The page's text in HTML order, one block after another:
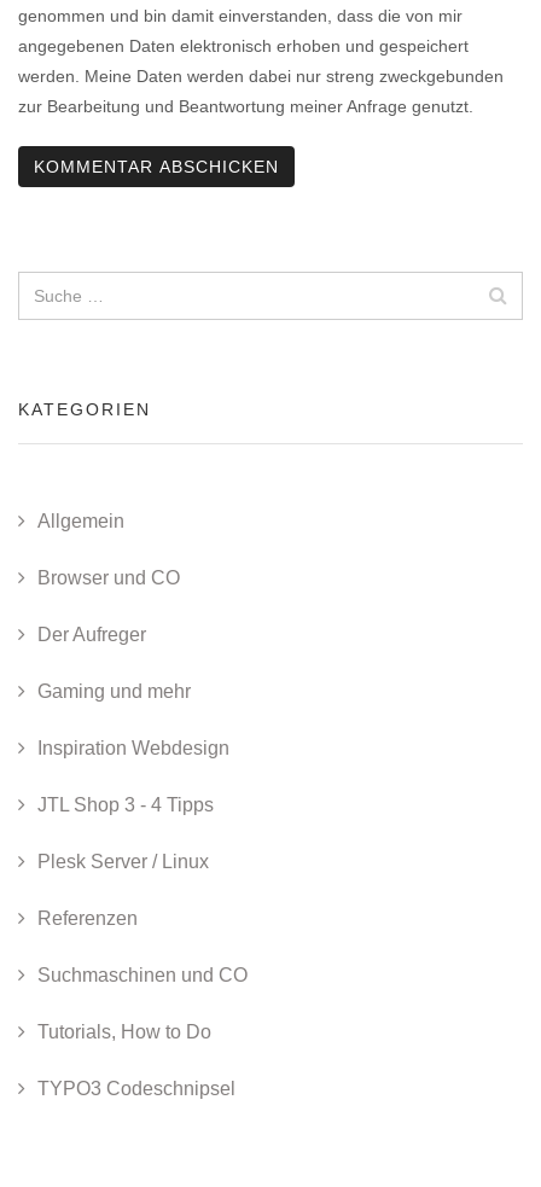
genommen und bin damit einverstanden, dass die von mir
angegebenen Daten elektronisch erhoben und gespeichert
werden. Meine Daten werden dabei nur streng zweckgebunden
zur Bearbeitung und Beantwortung meiner Anfrage genutzt.
KATEGORIEN
Allgemein
Browser und CO
Der Aufreger
Gaming und mehr
Inspiration Webdesign
JTL Shop 3 - 4 Tipps
Plesk Server / Linux
Referenzen
Suchmaschinen und CO
Tutorials, How to Do
TYPO3 Codeschnipsel